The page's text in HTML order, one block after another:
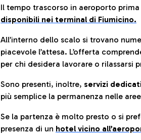
Il tempo trascorso in aeroporto
disponibili nei terminal di Fiumicino.
All’interno dello scalo si trovano
piacevole l’attesa. L’offerta
per chi desidera lavorare o rilassarsi
Sono presenti, inoltre, servizi
più semplice la permanenza nelle
Se la partenza è molto presto o si
presenza di un hotel vicino